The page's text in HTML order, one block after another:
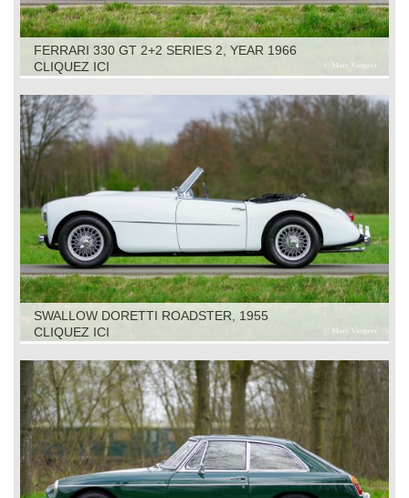
FERRARI 330 GT 2+2 SERIES 2, YEAR 1966
CLIQUEZ ICI
SWALLOW DORETTI ROADSTER, 1955
CLIQUEZ ICI